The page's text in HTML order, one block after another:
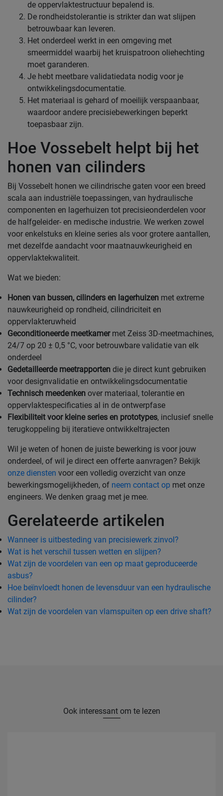
de oppervlaktestructuur bepalend is.
De rondheidstolerantie is strikter dan wat slijpen
betrouwbaar kan leveren.
Het onderdeel werkt in een omgeving met
smeermiddel waarbij het kruispatroon oliehechting
moet garanderen.
Je hebt meetbare validatiedata nodig voor je
ontwikkelingsdocumentatie.
Het materiaal is gehard of moeilijk verspaanbaar,
waardoor andere precisiebewerkingen beperkt
toepasbaar zijn.
Hoe Vossebelt helpt bij het
honen van cilinders
Bij Vossebelt honen we cilindrische gaten voor een breed
scala aan industriële toepassingen, van hydraulische
componenten en lagerhuizen tot precisieonderdelen voor
de halfgeleider- en medische industrie. We werken zowel
voor enkelstuks en kleine series als voor grotere aantallen,
met dezelfde aandacht voor maatnauwkeurigheid en
oppervlaktekwaliteit.
Wat we bieden:
Honen van bussen, cilinders en lagerhuizen met extreme
nauwkeurigheid op rondheid, cilindriciteit en
oppervlakteruwheid
Geconditioneerde meetkamermet Zeiss 3D-meetmachines,
24/7 op 20 ± 0,5 °C, voor betrouwbare validatie van elk
onderdeel
Gedetailleerde meetrapporten die je direct kunt gebruiken
voor designvalidatie en ontwikkelingsdocumentatie
Technisch meedenken over materiaal, tolerantie en
oppervlaktespecificaties al in de ontwerpfase
Flexibiliteit voor kleine series en prototypes, inclusief snelle
terugkoppeling bij iteratieve ontwikkeltrajecten
Wil je weten of honen de juiste bewerking is voor jouw
onderdeel, of wil je direct een offerte aanvragen? Bekijk
onze diensten voor een volledig overzicht van onze
bewerkingsmogelijkheden, of neem contact op met onze
engineers. We denken graag met je mee.
Gerelateerde artikelen
Wanneer is uitbesteding van precisiewerk zinvol?
Wat is het verschil tussen wetten en slijpen?
Wat zijn de voordelen van een op maat geproduceerde
asbus?
Hoe beïnvloedt honen de levensduur van een hydraulische
cilinder?
Wat zijn de voordelen van vlamspuiten op een drive shaft?
Ook interessant om te lezen